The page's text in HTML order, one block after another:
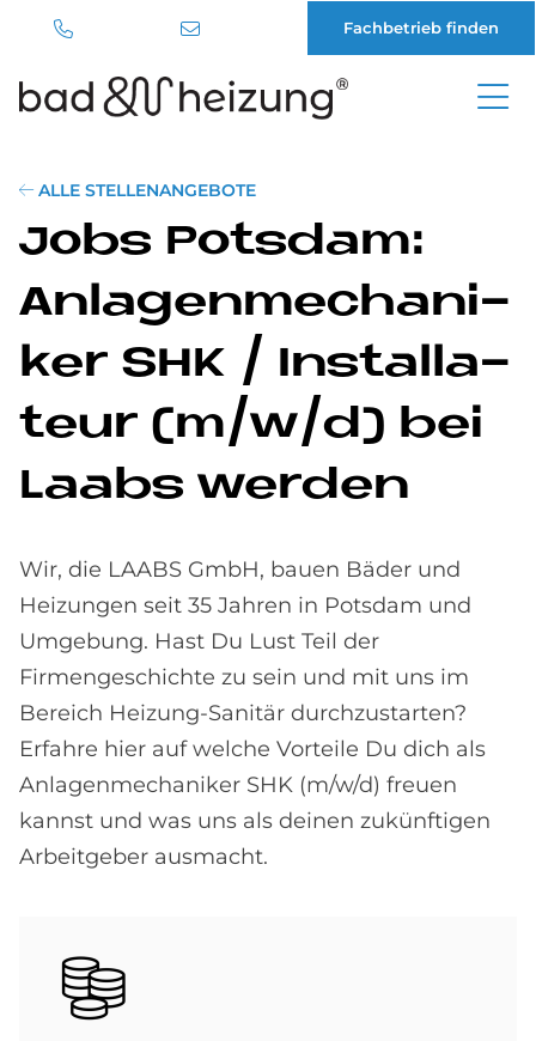
Inhalt
Fachbetrieb finden
ALLE STELLENANGEBOTE
Jobs Pots­dam:
An­la­gen­me­cha­ni­
ker SHK / In­stal­la­
teur (m/w/d) bei
La­a­bs wer­den
Wir, die LAABS GmbH, bauen Bäder und
Heizungen seit 35 Jahren in Potsdam und
Umgebung. Hast Du Lust Teil der
Firmengeschichte zu sein und mit uns im
Bereich Heizung-Sanitär durchzustarten?
Erfahre hier auf welche Vorteile Du dich als
Anlagenmechaniker SHK (m/w/d) freuen
kannst und was uns als deinen zukünftigen
Arbeitgeber ausmacht.
Bild